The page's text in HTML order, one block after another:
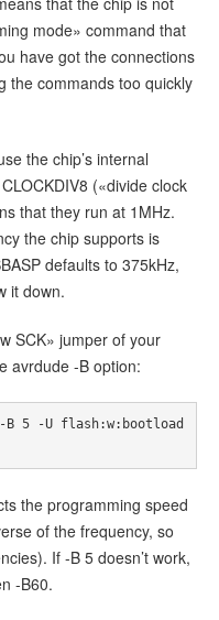
mode» command that
have got the connections
the commands too quickly
the chip’s internal
(«divide clock
that they run at 1MHz.
the chip supports is
defaults to 375kHz,
it down.
SCK» jumper of your
avrdude -B option:
the programming speed
of the frequency, so
If -B 5 doesn’t work,
-B60.